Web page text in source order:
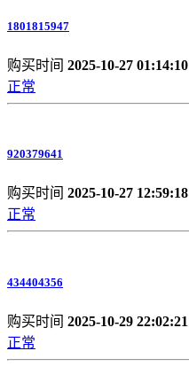
1801815947
购买时间 2025-10-27 01:14:10
正常
920379641
购买时间 2025-10-27 12:59:18
正常
434404356
购买时间 2025-10-29 22:02:21
正常